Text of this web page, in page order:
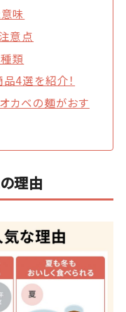
味
意点
類
4選を紹介！
カベの麺がおす
理由